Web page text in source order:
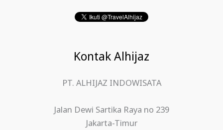
Kontak Alhijaz
PT. ALHIJAZ INDOWISATA
Jalan Dewi Sartika Raya no 239
Jakarta-Timur